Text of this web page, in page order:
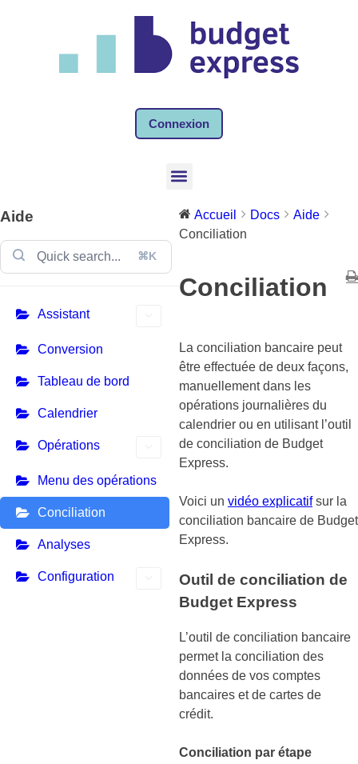
Connexion
Aide
⌘K
Assistant
Conversion
Tableau de bord
Calendrier
Opérations
Menu des opérations
Conciliation
Analyses
Configuration
Accueil Docs
Aide
Conciliation
Conciliation
La conciliation bancaire peut
être effectuée de deux façons,
manuellement dans les
opérations journalières du
calendrier ou en utilisant l’outil
de conciliation de Budget
Express.
Voici un vidéo explicatifsur la
conciliation bancaire de Budget
Express.
Outil de conciliation de
Budget Express
L’outil de conciliation bancaire
permet la conciliation des
données de vos comptes
bancaires et de cartes de
crédit.
Conciliation par étape